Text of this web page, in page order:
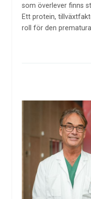
som överlever finns
Ett protein,
roll för den